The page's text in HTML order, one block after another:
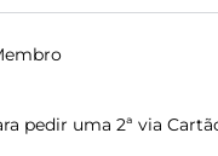
pedir uma 2ª via